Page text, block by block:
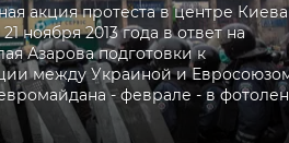
акция протеста в центре
ноября 2013 года в ответ на
Азарова подготовки к
между Украиной и
- феврале - в